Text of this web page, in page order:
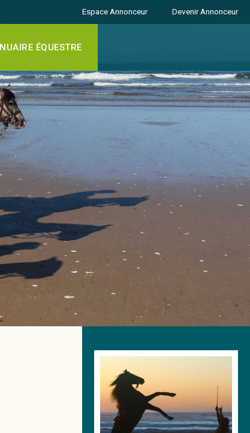
ÉQUESTRE
Espace Annonceur Devenir Annonceur